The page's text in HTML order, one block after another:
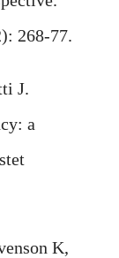
268-77.
J.
a
K,